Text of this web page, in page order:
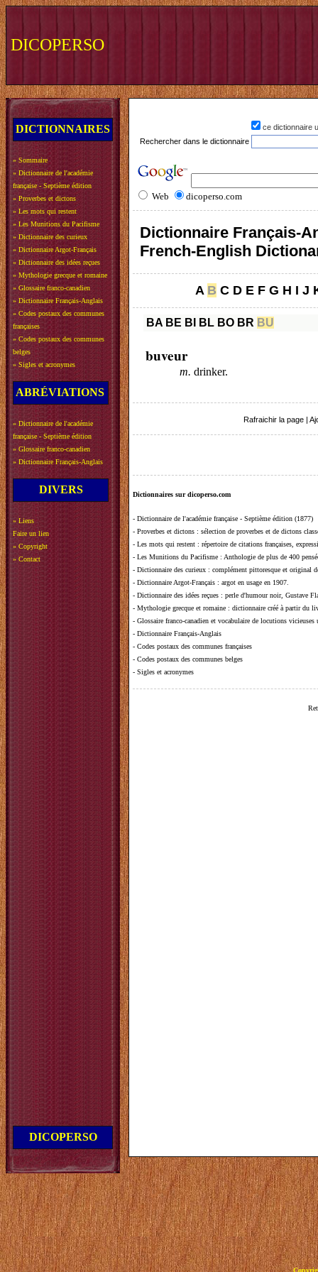
DICOPERSO
DICTIONNAIRES
» Sommaire
» Dictionnaire de l'académie
française - Septième édition
» Proverbes et dictons
» Les mots qui restent
» Les Munitions du Pacifisme
» Dictionnaire des curieux
» Dictionnaire Argot-Français
» Dictionnaire des idées reçues
» Mythologie grecque et romaine
» Glossaire franco-canadien
» Dictionnaire Français-Anglais
» Codes postaux des communes
françaises
» Codes postaux des communes
belges
» Sigles et acronymes
ABRÉVIATIONS
» Dictionnaire de l'académie
française - Septième édition
» Glossaire franco-canadien
» Dictionnaire Français-Anglais
DIVERS
» Liens
Faire un lien
» Copyright
» Contact
DICOPERSO
ce dictionnaire
Rechercher dans le dictionnaire
Web dicoperso.com
Dictionnaire Français-
French-English
A B C D E F G H I J
BA BE BI BL BO BR BU
buveur
m. drinker.
Rafraichir la page
Dictionnaires sur dicoperso.com
- Dictionnaire de l'académie française - Septième édition (1877)
- Proverbes et dictons : sélection de proverbes et de dictons
- Les mots qui restent : répertoire de citations françaises,
- Les Munitions du Pacifisme : Anthologie de plus de 400
- Dictionnaire des curieux : complément pittoresque et original
- Dictionnaire Argot-Français : argot en usage en 1907.
- Dictionnaire des idées reçues : perle d'humour noir, Gustave
- Mythologie grecque et romaine : dictionnaire créé à partir du
- Glossaire franco-canadien et vocabulaire de locutions vicieuses
- Dictionnaire Français-Anglais
- Codes postaux des communes françaises
- Codes postaux des communes belges
- Sigles et acronymes